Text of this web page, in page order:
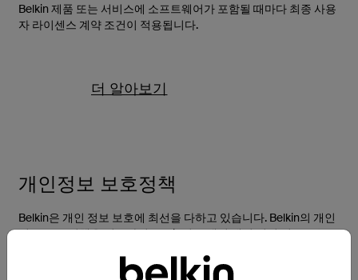
Belkin 제품 또는 서비스에 소프트웨어가 포함될 때마다 최종 사용
자 라이센스 계약 조건이 적용됩니다.
더 알아보기
개인정보 보호정책
Belkin은 개인 정보 보호에 최선을 다하고 있습니다. Belkin의 개인
정보 보호 정책을 검토하여 Belkin이 고객의 개인 식별 정보 또는
을 확인할 수 있습니다.